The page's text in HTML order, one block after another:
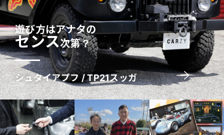
遊び方はアナタの
センス次第？
シュタイアプフ / TP21スッガ